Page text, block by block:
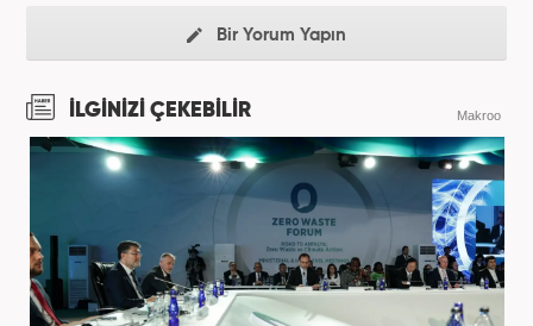
Bir Yorum Yapın
İLGİNİZİ ÇEKEBİLİR Makroo